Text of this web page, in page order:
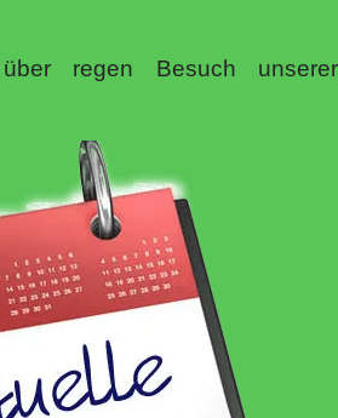
regen Besuch unserer